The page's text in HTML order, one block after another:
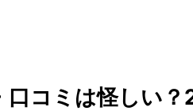
コミは怪しい